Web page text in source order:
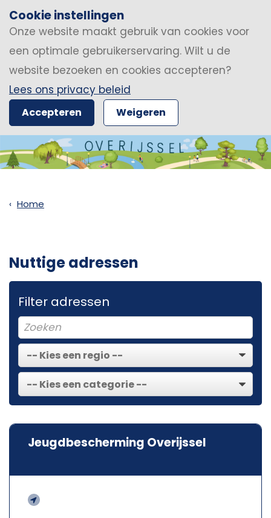
Cookie instellingen
Onze website maakt gebruik van cookies voor
een optimale gebruikerservaring. Wilt u de
website bezoeken en cookies accepteren?
Lees ons privacy beleid
Accepteren Weigeren
Home
Nuttige adressen
Filter adressen
Jeugdbescherming Overijssel